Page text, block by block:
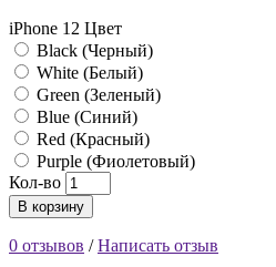
iPhone 12 Цвет
Black (Черный)
White (Белый)
Green (Зеленый)
Blue (Синий)
Red (Красный)
Purple (Фиолетовый)
Кол-во
В корзину
0 отзывов /Написать отзыв